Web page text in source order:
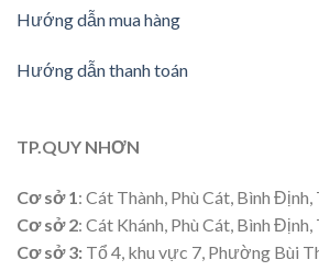
Hướng dẫn mua hàng
Hướng dẫn thanh toán
TP.QUY NHƠN
Cơ sở 1 : Cát Thành, Phù Cát, Bình
Cơ sở 2: Cát Khánh, Phù Cát, Bình
Cơ sở 3: Tổ 4, khu vực 7, Phường Bùi